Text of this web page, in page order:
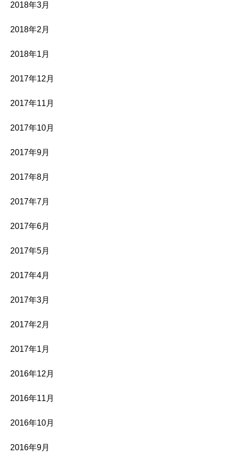
2018年3月
2018年2月
2018年1月
2017年12月
2017年11月
2017年10月
2017年9月
2017年8月
2017年7月
2017年6月
2017年5月
2017年4月
2017年3月
2017年2月
2017年1月
2016年12月
2016年11月
2016年10月
2016年9月